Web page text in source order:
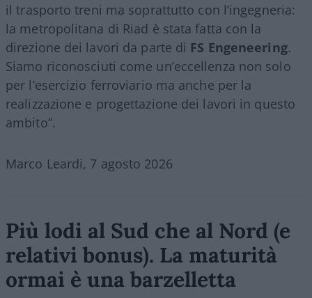
il trasporto treni ma soprattutto con l’ingegneria:
la metropolitana di Riad è stata fatta con la
direzione dei lavori da parte di FS Engeneering.
Siamo riconosciuti come un’eccellenza non solo
per l’esercizio ferroviario ma anche per la
realizzazione e progettazione dei lavori in questo
ambito”.
Marco Leardi, 7 agosto 2026
Più lodi al Sud che al Nord (e
relativi bonus). La maturità
ormai è una barzelletta